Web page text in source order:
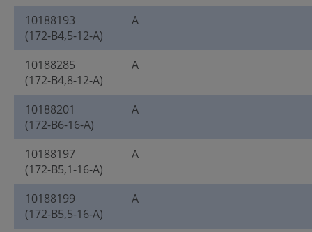
10188193
(172-B4,5-12-A)
A
10188285
(172-B4,8-12-A)
A
10188201
(172-B6-16-A)
A
10188197
(172-B5,1-16-A)
A
10188199
(172-B5,5-16-A)
A